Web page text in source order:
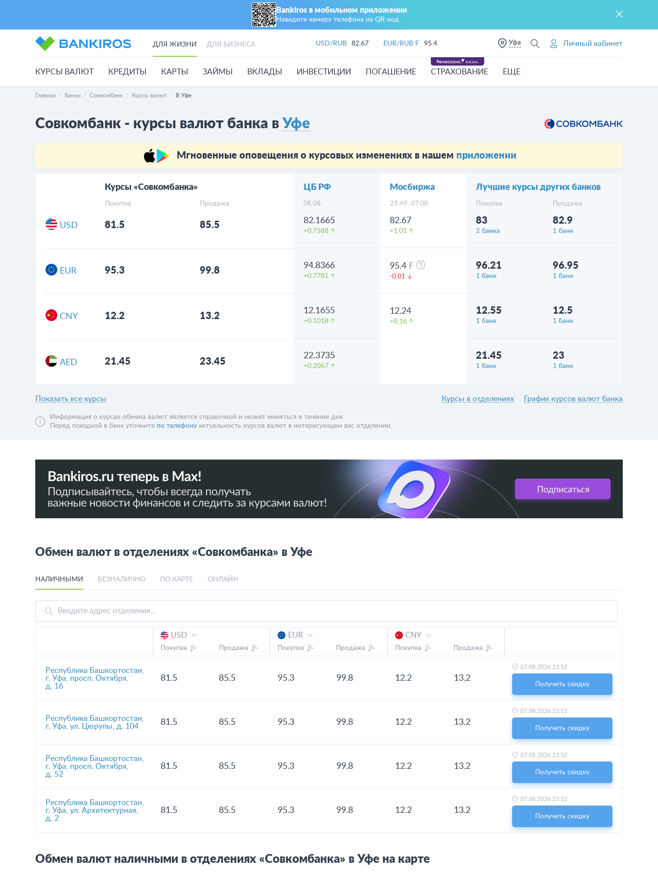
Bankiros в мобильном приложении
Наведите камеру телефона на QR‑код
ДЛЯ ЖИЗНИ ДЛЯ БИЗНЕСА USD/RUB 82.67 EUR/RUB F 95.4 Уфа Личный кабинет
КУРСЫ ВАЛЮТ КРЕДИТЫ КАРТЫ ЗАЙМЫ ВКЛАДЫ ИНВЕСТИЦИИ ПОГАШЕНИЕ СТРАХОВАНИЕ ЕЩЕ
Главная Банки Совкомбанк Курсы валют В Уфе
Совкомбанк - курсы валют банка в Уфе
Мгновенные оповещения о курсовых изменениях в нашем приложении
Курсы «Совкомбанка»
Покупка Продажа
USD 81.5 85.5
EUR 95.3 99.8
CNY 12.2 13.2
AED 21.45 23.45
ЦБ РФ
08.08
82.1665
+0.7588
94.8366
+0.7781
12.1655
+0.1018
22.3735
+0.2067
Мосбиржа
23:49, 07.08
82.67
+1.01
95.4 F
-0.01
12.24
+0.16
Лучшие курсы других банков
Покупка Продажа
83
2 банка
82.9
1 банк
96.21
1 банк
96.95
1 банк
12.55
1 банк
12.5
1 банк
21.45
1 банк
23
1 банк
Показать все курсы Курсы в отделениях График курсов валют банка
Информация о курсах обмена валют является справочной и может меняться в течение дня.
Перед поездкой в банк уточните по телефону актуальность курсов валют в интересующем вас отделении.
Обмен валют в отделениях «Совкомбанка» в Уфе
НАЛИЧНЫМИ БЕЗНАЛИЧНО ПО КАРТЕ ОНЛАЙН
USD
Покупка Продажа
EUR
Покупка Продажа
CNY
Покупка Продажа
Республика Башкортостан,
г. Уфа, просп. Октября,
д. 16
81.5 85.5 95.3 99.8 12.2 13.2
07.08.2026 23:52
Получить скидку
Республика Башкортостан,
г. Уфа, ул. Цюрупы, д. 104
81.5 85.5 95.3 99.8 12.2 13.2
07.08.2026 23:52
Получить скидку
Республика Башкортостан,
г. Уфа, просп. Октября,
д. 52
81.5 85.5 95.3 99.8 12.2 13.2
07.08.2026 23:52
Получить скидку
Республика Башкортостан,
г. Уфа, ул. Архитектурная,
д. 2
81.5 85.5 95.3 99.8 12.2 13.2
07.08.2026 23:52
Получить скидку
Обмен валют наличными в отделениях «Совкомбанка» в Уфе на карте